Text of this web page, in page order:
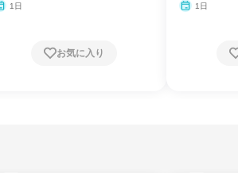
1日
お気に入り
1日